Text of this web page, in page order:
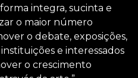
integra, sucinta e
o maior número
o debate, exposições,
e interessados
o crescimento